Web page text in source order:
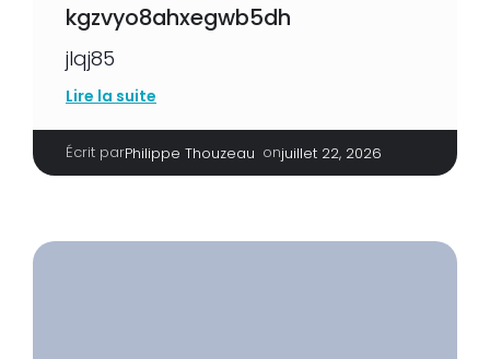
kgzvyo8ahxegwb5dh
jlqj85
Lire la suite
Écrit parPhilippe Thouzeau onjuillet 22, 2026